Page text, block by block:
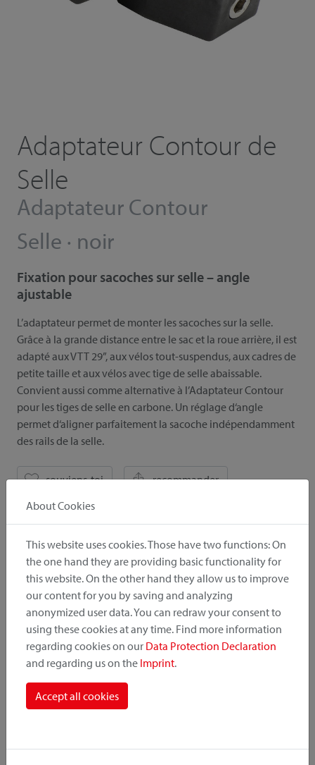
Downloads
Instruction Photos
Catalogue
Adaptateur Contour de
Selle
Adaptateur Contour
Selle · noir
Fixation pour sacoches sur selle – angle
ajustable
L’adaptateur permet de monter les sacoches sur la selle.
Grâce à la grande distance entre le sac et la roue arrière, il est
adapté aux VTT 29”, aux vélos tout-suspendus, aux cadres de
petite taille et aux vélos avec tige de selle abaissable.
Convient aussi comme alternative à l’Adaptateur Contour
pour les tiges de selle en carbone. Un réglage d‘angle
permet d‘aligner parfaitement la sacoche indépendamment
des rails de la selle.
souviens-toi recommander
About Cookies
This website uses cookies. Those have two functions: On
the one hand they are providing basic functionality for
this website. On the other hand they allow us to improve
our content for you by saving and analyzing
anonymized user data. You can redraw your consent to
using these cookies at any time. Find more information
regarding cookies on our Data Protection Declaration
and regarding us on the Imprint.
Accept all cookies